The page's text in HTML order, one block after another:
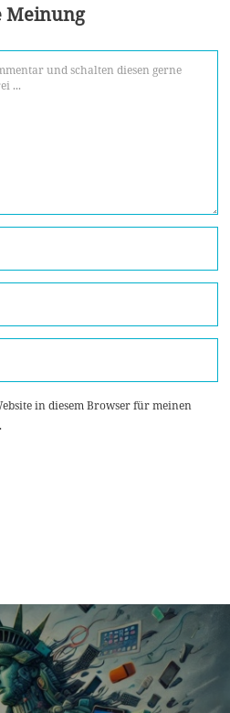
Meinung
in diesem Browser für meinen